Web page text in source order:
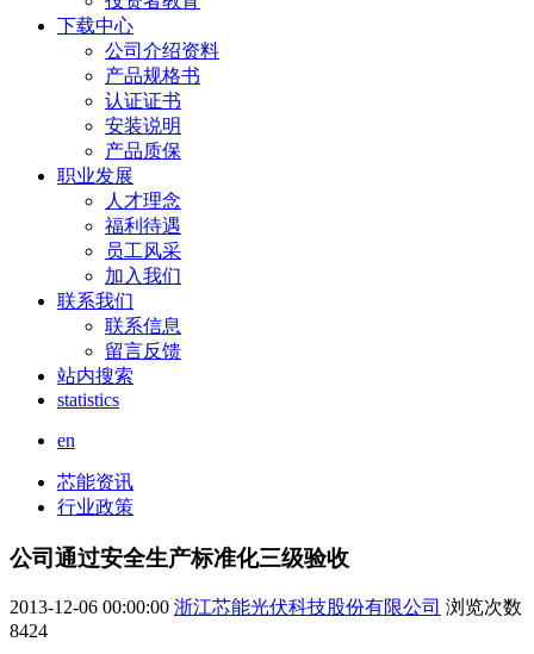
下载中心
公司介绍资料
产品规格书
认证证书
安装说明
产品质保
职业发展
人才理念
福利待遇
员工风采
加入我们
联系我们
联系信息
留言反馈
站内搜索
statistics
en
芯能资讯
行业政策
公司通过安全生产标准化三级验收
2013-12-06 00:00:00 浙江芯能光伏科技股份有限公司 浏览次数
8424